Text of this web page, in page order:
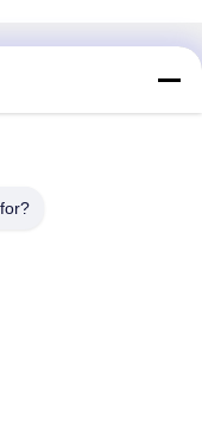
産業公園,シャングク